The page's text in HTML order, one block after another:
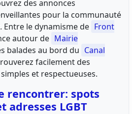
des annonces
pour la communauté
Entre le dynamisme de Front
autour de Mairie
balades au bord du Canal
facilement des
et respectueuses.
rencontrer: spots
adresses LGBT